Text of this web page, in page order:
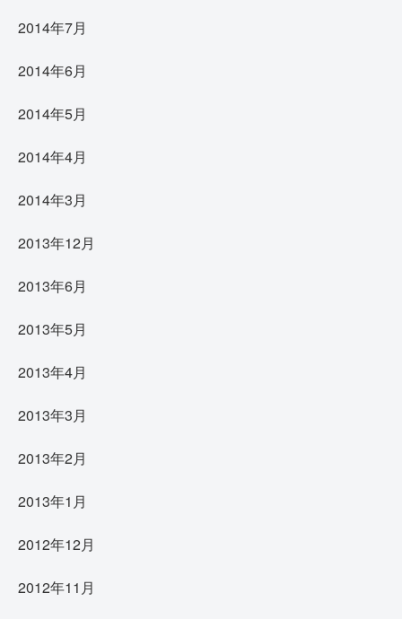
2014年7月
2014年6月
2014年5月
2014年4月
2014年3月
2013年12月
2013年6月
2013年5月
2013年4月
2013年3月
2013年2月
2013年1月
2012年12月
2012年11月